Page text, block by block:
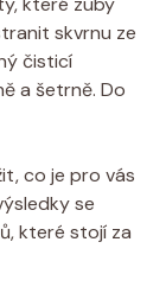
skvrnu ze
čisticí
a šetrně. Do
co je pro vás
se
které stojí za